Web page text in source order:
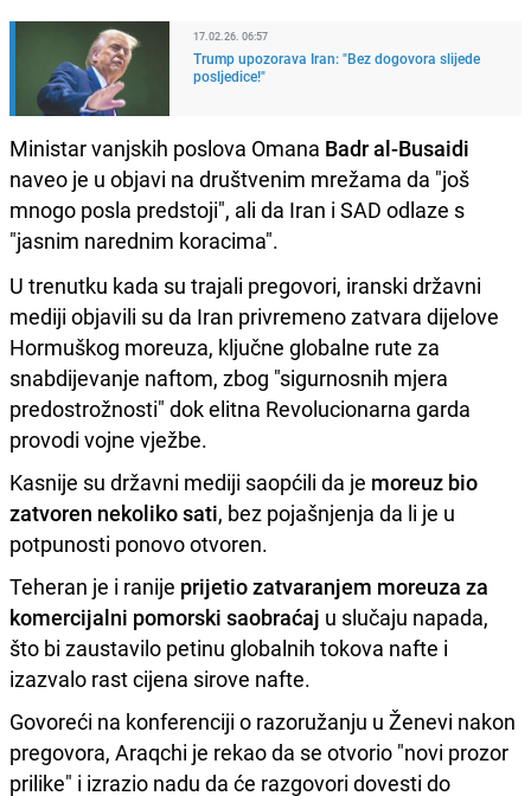
17.02.26. 06:57
Trump upozorava Iran: "Bez dogovora slijede
posljedice!"
Ministar vanjskih poslova Omana Badr al-Busaidi
naveo je u objavi na društvenim mrežama da "još
mnogo posla predstoji", ali da Iran i SAD odlaze s
"jasnim narednim koracima".
U trenutku kada su trajali pregovori, iranski državni
mediji objavili su da Iran privremeno zatvara dijelove
Hormuškog moreuza, ključne globalne rute za
snabdijevanje naftom, zbog "sigurnosnih mjera
predostrožnosti" dok elitna Revolucionarna garda
provodi vojne vježbe.
Kasnije su državni mediji saopćili da je moreuz bio
zatvoren nekoliko sati, bez pojašnjenja da li je u
potpunosti ponovo otvoren.
Teheran je i ranije prijetio zatvaranjem moreuza za
komercijalni pomorski saobraćaj u slučaju napada,
što bi zaustavilo petinu globalnih tokova nafte i
izazvalo rast cijena sirove nafte.
Govoreći na konferenciji o razoružanju u Ženevi nakon
pregovora, Araqchi je rekao da se otvorio "novi prozor
prilike" i izrazio nadu da će razgovori dovesti do